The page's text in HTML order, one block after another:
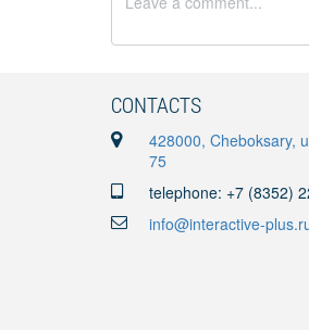
CONTACTS
428000, Cheboksary,
75
telephone: +7 (8352)
info@interactive-